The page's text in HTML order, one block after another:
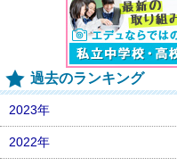
過去のランキング
2023年
2022年